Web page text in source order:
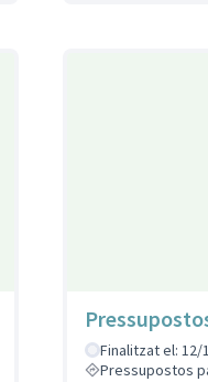
Finalitzat el: 12/
Pressupostos